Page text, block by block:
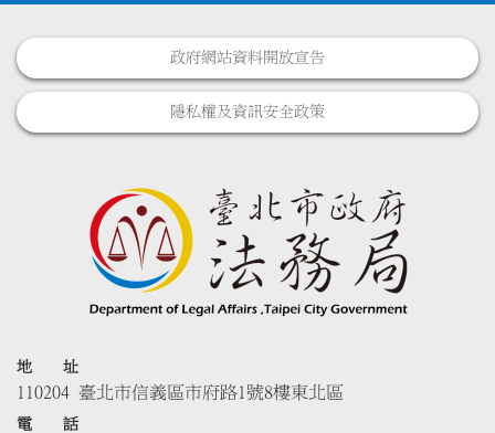
政府網站資料開放宣告
隱私權及資訊安全政策
地 址
110204 臺北市信義區市府路1號8樓東北區
電 話